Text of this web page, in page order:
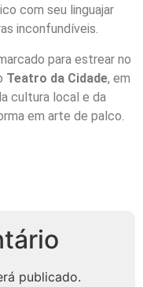
com seu linguajar
inconfundíveis.
para estrear no
Teatro da Cidade, em
cultura local e da
em arte de palco.
publicado.